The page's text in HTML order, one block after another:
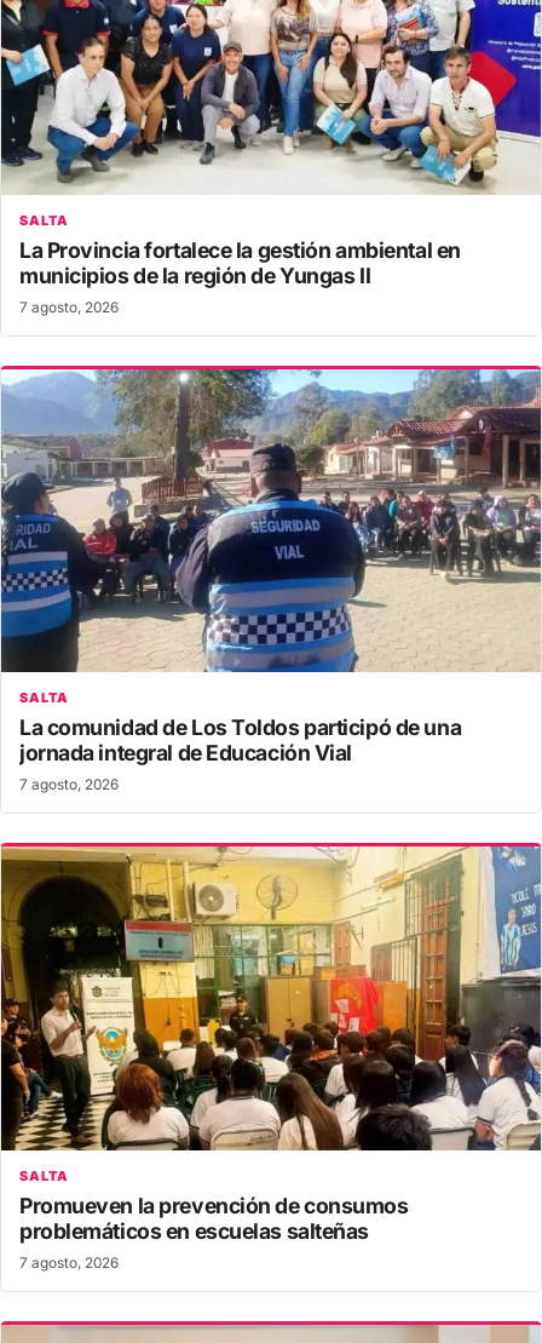
SALTA
La Provincia fortalece la gestión ambiental en
municipios de la región de Yungas II
7 agosto, 2026
SALTA
La comunidad de Los Toldos participó de una
jornada integral de Educación Vial
7 agosto, 2026
SALTA
Promueven la prevención de consumos
problemáticos en escuelas salteñas
7 agosto, 2026